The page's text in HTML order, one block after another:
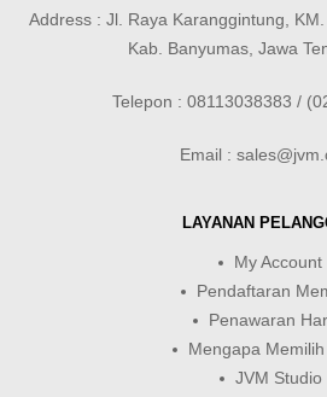
Address : Jl. Raya Karanggintung,
Kab. Banyumas, Jawa
Telepon : 08113038383 /
Email :
LAYANAN
My Account
Pendaftaran
Penawaran
Mengapa
JVM Studio